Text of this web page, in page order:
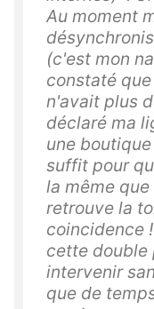
Au moment
(c'est mon
constaté
n'avait plus
déclaré ma
une
suffit pour
la même
retrouve la
coincidence
cette double
intervenir
que de